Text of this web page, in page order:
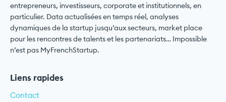
entrepreneurs, investisseurs, corporate et institutionnels, en
particulier. Data actualisées en temps réel, analyses
dynamiques de la startup jusqu’aux secteurs, market place
pour les rencontres de talents et les partenariats… Impossible
n’est pas MyFrenchStartup.
Liens rapides
Contact